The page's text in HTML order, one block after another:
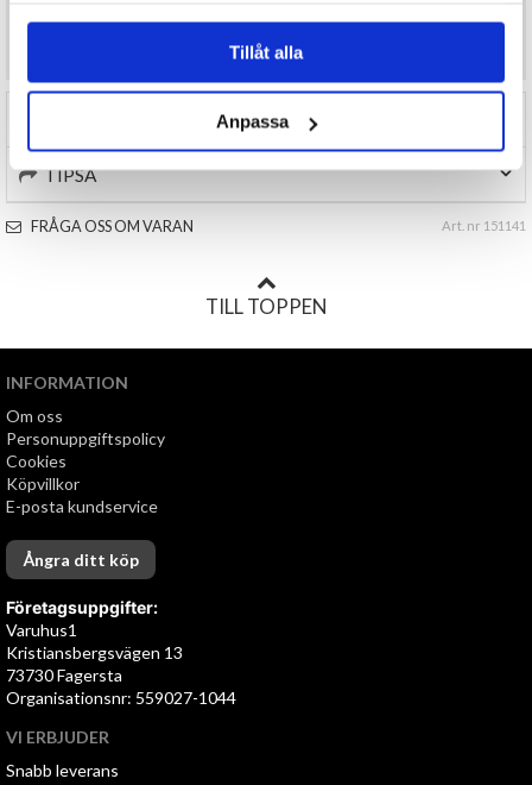
Tillåt alla
Anpassa
Önskar du som konsument mer produktinformation
TIPSA
FRÅGA OSS OM VARAN Art. nr 151141
TILL TOPPEN
INFORMATION
Om oss
Personuppgiftspolicy
Cookies
Köpvillkor
E-posta kundservice
Ångra ditt köp
Företagsuppgifter:
Varuhus1
Kristiansbergsvägen 13
73730 Fagersta
Organisationsnr: 559027-1044
VI ERBJUDER
Snabb leverans